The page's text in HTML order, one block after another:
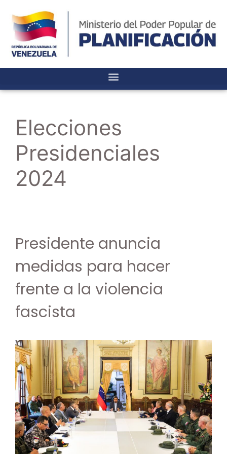
Elecciones
Presidenciales
2024
Presidente anuncia
medidas para hacer
frente a la violencia
fascista